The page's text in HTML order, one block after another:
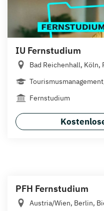
IU Fernstudium
Bad Reichenhall, Köln,
Fernstudium
PFH Fernstudium
Austria/Wien, Berlin,